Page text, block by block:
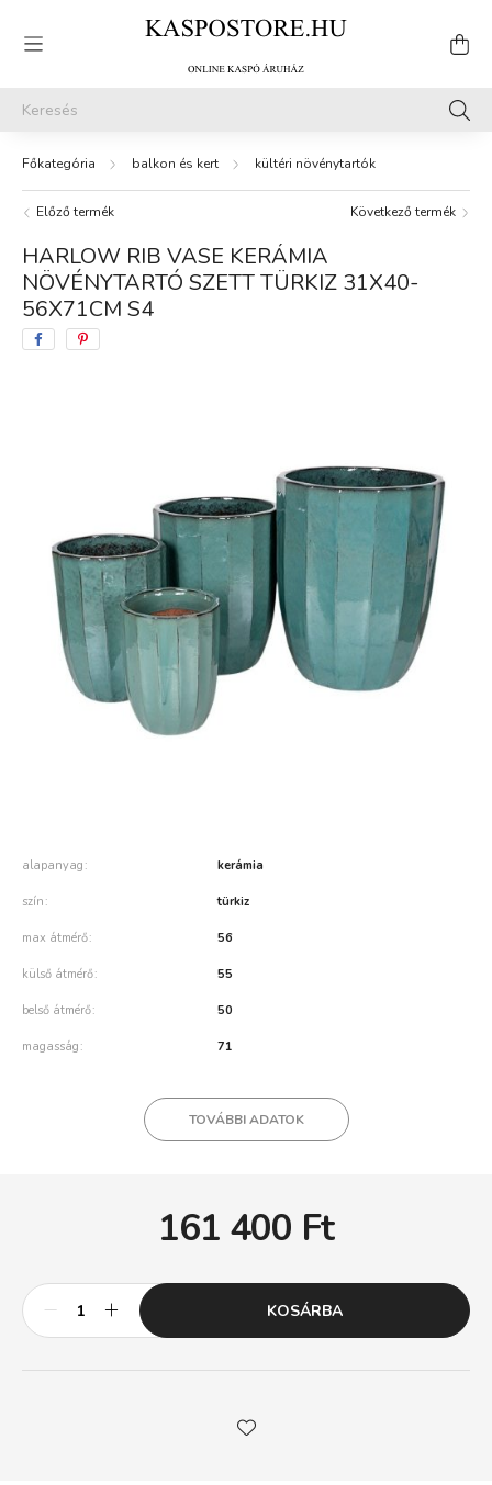
balkon és kert kültéri növénytartók
Előző termék Következő termék
HARLOW RIB VASE KERÁMIA
NÖVÉNYTARTÓ SZETT TÜRKIZ 31X40-
56X71CM S4
alapanyag kerámia
szín türkiz
max átmérő 56
külső átmérő 55
belső átmérő 50
magasság 71
TOVÁBBI ADATOK
161 400 Ft
KOSÁRBA